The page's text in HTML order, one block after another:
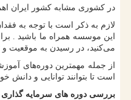
در کشوری مشابه کشور ایران
لازم به ذکر است با توجه به
این موسسه همراه ما باشید .
می‌کنید، در رسیدن به موقعیت و
از جمله مهمترین دوره‌های
است تا بتوانند توانایی و دانش
بررسی دوره های سرمایه گذاری